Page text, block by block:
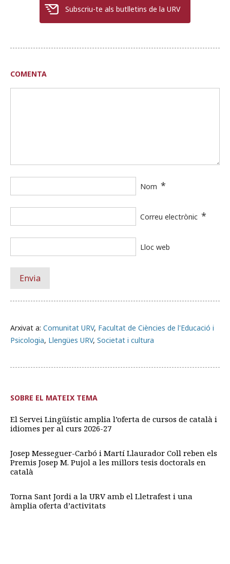
Subscriu-te als butlletins de la URV
Arxivat a: Comunitat URV, Facultat de Ciències de l'Educació i
Psicologia, Llengües URV, Societat i cultura
COMENTA
Nom *
Correu electrònic *
Lloc web
SOBRE EL MATEIX TEMA
El Servei Lingüístic amplia l’oferta de cursos de català i
idiomes per al curs 2026-27
Josep Messeguer-Carbó i Martí Llaurador Coll reben els
Premis Josep M. Pujol a les millors tesis doctorals en
català
Torna Sant Jordi a la URV amb el Lletrafest i una
àmplia oferta d’activitats